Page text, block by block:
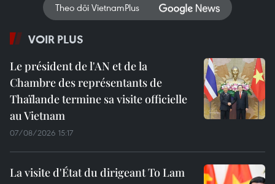
Theo dõi VietnamPlus
VOIR PLUS
Le président de l'AN et de la
Chambre des représentants de
Thaïlande termine sa visite officielle
au Vietnam
07/08/2026 15:17
La visite d'État du dirigeant To Lam